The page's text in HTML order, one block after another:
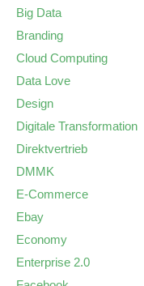
Big Data
Branding
Cloud Computing
Data Love
Design
Digitale Transformation
Direktvertrieb
DMMK
E-Commerce
Ebay
Economy
Enterprise 2.0